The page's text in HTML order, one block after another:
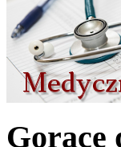
Gorące